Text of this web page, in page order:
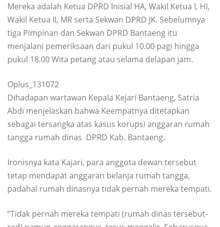
Mereka adalah Ketua DPRD Inisial HA, Wakil Ketua I, HI,
Wakil Ketua II, MR serta Sekwan DPRD JK. Sebelumnya
tiga Pimpinan dan Sekwan DPRD Bantaeng itu
menjalani pemeriksaan dari pukul 10.00 pagi hingga
pukul 18.00 Wita petang atau selama delapan jam.
Oplus_131072
Dihadapan wartawan Kepala Kejari Bantaeng, Satria
Abdi menjelaskan bahwa Keempatnya ditetapkan
sebagai tersangka atas kasus korupsi anggaran rumah
tangga rumah dinas DPRD Kab. Bantaeng.
Ironisnya kata Kajari, para anggota dewan tersebut
tetap mendapat anggaran belanja rumah tangga,
padahal rumah dinasnya tidak pernah mereka tempati.
“Tidak pernah mereka tempati (rumah dinas tersebut-